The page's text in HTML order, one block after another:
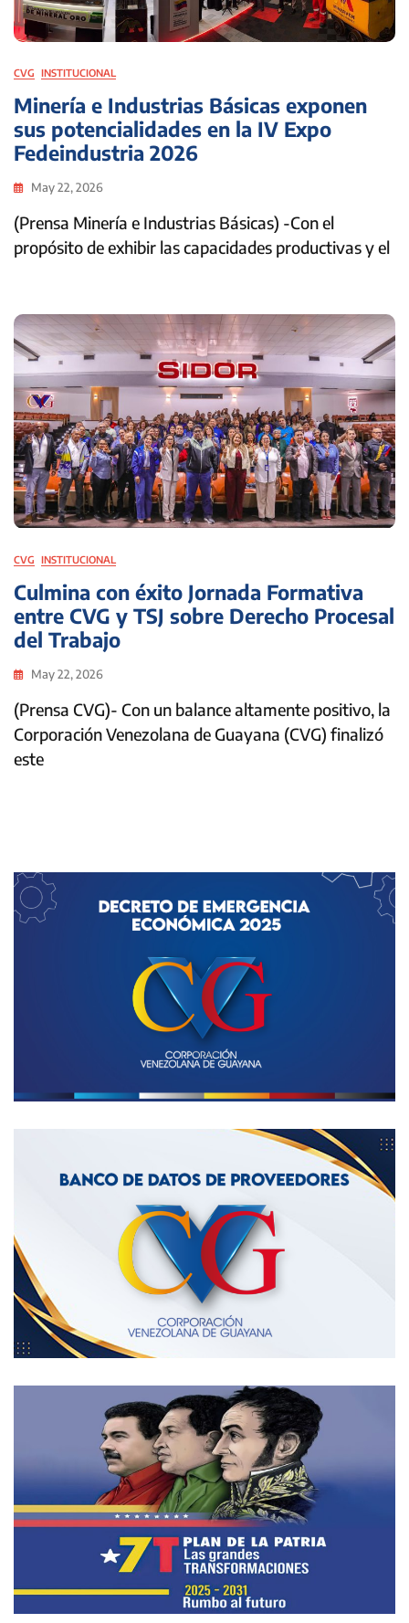
CVG INSTITUCIONAL
Minería e Industrias Básicas exponen
sus potencialidades en la IV Expo
Fedeindustria 2026
May 22, 2026
(Prensa Minería e Industrias Básicas) -Con el
propósito de exhibir las capacidades productivas y el
CVG INSTITUCIONAL
Culmina con éxito Jornada Formativa
entre CVG y TSJ sobre Derecho Procesal
del Trabajo
May 22, 2026
(Prensa CVG)- Con un balance altamente positivo, la
Corporación Venezolana de Guayana (CVG) finalizó
este